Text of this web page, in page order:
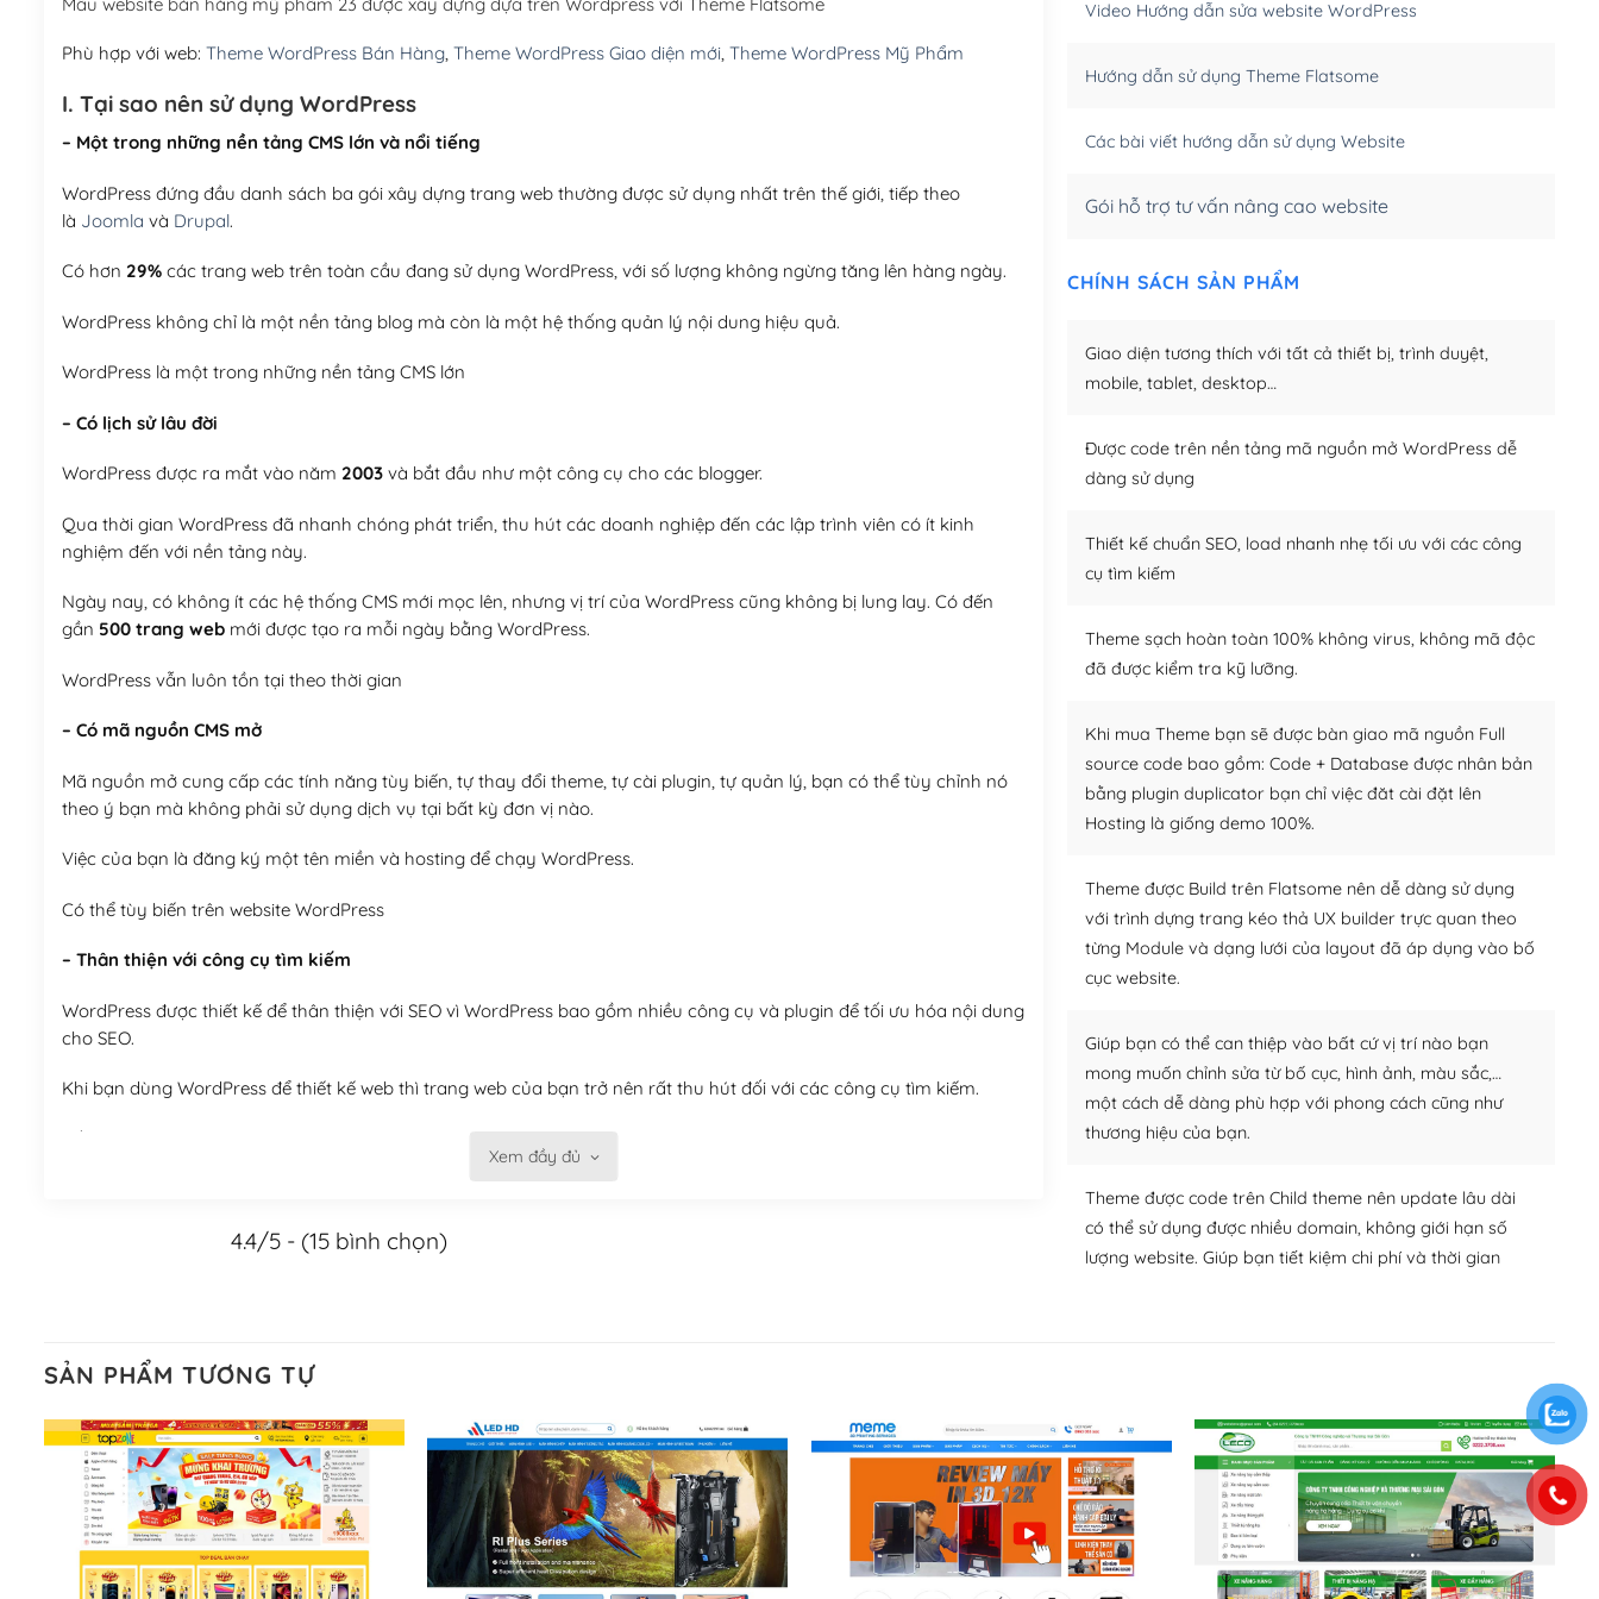
Hosting 5GB SSD (1 năm)
(+950,000₫)
Mẫu website bán hàng mỹ phẩm 23 được xây dựng dựa trên Wordpress với Theme Flatsome
Phù hợp với web: Theme WordPress Bán Hàng, Theme WordPress Giao diện mới, Theme WordPress Mỹ Phẩm
I. Tại sao nên sử dụng WordPress
– Một trong những nền tảng CMS lớn và nổi tiếng
WordPress đứng đầu danh sách ba gói xây dựng trang web thường được sử dụng nhất trên thế giới, tiếp theo
là Joomla và Drupal.
Có hơn 29%các trang web trên toàn cầu đang sử dụng WordPress, với số lượng không ngừng tăng lên hàng ngày.
WordPress không chỉ là một nền tảng blog mà còn là một hệ thống quản lý nội dung hiệu quả.
WordPress là một trong những nền tảng CMS lớn
– Có lịch sử lâu đời
WordPress được ra mắt vào năm 2003và bắt đầu như một công cụ cho các blogger.
Qua thời gian WordPress đã nhanh chóng phát triển, thu hút các doanh nghiệp đến các lập trình viên có ít kinh
nghiệm đến với nền tảng này.
Ngày nay, có không ít các hệ thống CMS mới mọc lên, nhưng vị trí của WordPress cũng không bị lung lay. Có đến
gần 500 trang webmới được tạo ra mỗi ngày bằng WordPress.
WordPress vẫn luôn tồn tại theo thời gian
– Có mã nguồn CMS mở
Mã nguồn mở cung cấp các tính năng tùy biến, tự thay đổi theme, tự cài plugin, tự quản lý, bạn có thể tùy chỉnh nó
theo ý bạn mà không phải sử dụng dịch vụ tại bất kỳ đơn vị nào.
Việc của bạn là đăng ký một tên miền và hosting để chạy WordPress.
Có thể tùy biến trên website WordPress
– Thân thiện với công cụ tìm kiếm
WordPress được thiết kế để thân thiện với SEO vì WordPress bao gồm nhiều công cụ và plugin để tối ưu hóa nội dung
cho SEO.
Khi bạn dùng WordPress để thiết kế web thì trang web của bạn trở nên rất thu hút đối với các công cụ tìm kiếm.
Tối ưu hóa công cụ tìm kiếm
Khi bạn sử dụng WordPress, thì vấn đề giao diện của bạn trở nên dễ dàng và nhanh chóng. Với kho Theme
– Sở hữu một cộng đồng lớn, sẵn sàng hỗ trợ
WordPress là nơi lưu trữ cho một diễn đàn cộng đồng khổng lồ được kiểm duyệt bởi các nhân viên và những người
cuồng tín WordPress.
Nếu bạn gặp khó khăn, bạn có thể lên mạng và tìm kiếm những cộng đồng WordPress, họ sẽ giúp bạn trả lời, giải
Xem đầy đủ
4.4/5 - (15 bình chọn)
Video Hướng dẫn sửa website WordPress
Hướng dẫn sử dụng Theme Flatsome
Các bài viết hướng dẫn sử dụng Website
Gói hỗ trợ tư vấn nâng cao website
CHÍNH SÁCH SẢN PHẨM
Giao diện tương thích với tất cả thiết bị, trình duyệt,
mobile, tablet, desktop…
Được code trên nền tảng mã nguồn mở WordPress dễ
dàng sử dụng
Thiết kế chuẩn SEO, load nhanh nhẹ tối ưu với các công
cụ tìm kiếm
Theme sạch hoàn toàn 100% không virus, không mã độc
đã được kiểm tra kỹ lưỡng.
Khi mua Theme bạn sẽ được bàn giao mã nguồn Full
source code bao gồm: Code + Database được nhân bản
bằng plugin duplicator bạn chỉ việc đăt cài đặt lên
Hosting là giống demo 100%.
Theme được Build trên Flatsome nên dễ dàng sử dụng
với trình dựng trang kéo thả UX builder trực quan theo
từng Module và dạng lưới của layout đã áp dụng vào bố
cục website.
Giúp bạn có thể can thiệp vào bất cứ vị trí nào bạn
mong muốn chỉnh sửa từ bố cục, hình ảnh, màu sắc,…
một cách dễ dàng phù hợp với phong cách cũng như
thương hiệu của bạn.
Theme được code trên Child theme nên update lâu dài
có thể sử dụng được nhiều domain, không giới hạn số
lượng website. Giúp bạn tiết kiệm chi phí và thời gian
SẢN PHẨM TƯƠNG TỰ